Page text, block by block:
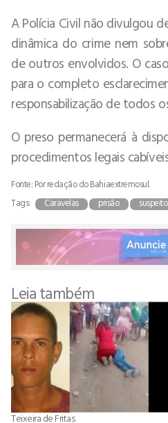
A Polícia Civil não divulgou
dinâmica do crime nem
de outros envolvidos. O
para o completo
responsabilização de todos
O preso permanecerá à
procedimentos legais
Fonte: Por redação do Bahiaextremosul.
Tags:
Caravelas prisão
Leia também
Teixeira de Fritas